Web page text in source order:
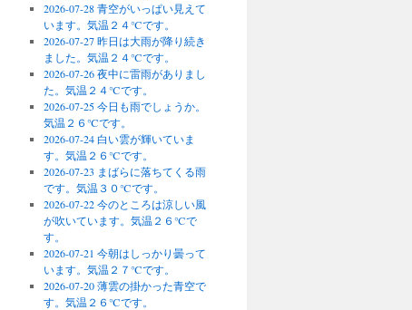
2026-07-28 青空がいっぱい見えて
います。気温２４℃です。
2026-07-27 昨日は大雨が降り続き
ました。気温２４℃です。
2026-07-26 夜中に雷雨がありまし
た。気温２４℃です。
2026-07-25 今日も雨でしょうか。
気温２６℃です。
2026-07-24 白い雲が輝いていま
す。気温２６℃です。
2026-07-23 まばらに落ちてくる雨
です。気温３０℃です。
2026-07-22 今のところは涼しい風
が吹いています。気温２６℃で
す。
2026-07-21 今朝はしっかり曇って
います。気温２７℃です。
2026-07-20 薄雲の掛かった青空で
す。気温２６℃です。